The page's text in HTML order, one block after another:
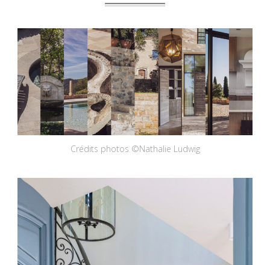
Crédits photos ©Nathalie Ludwig